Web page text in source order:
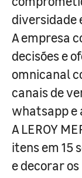
diversidade
A empresa
decisões e
omnicanal
canais de
whatsapp e
A LEROY
itens em 15
e decorar